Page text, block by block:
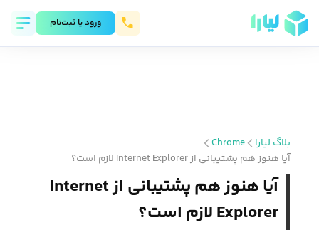
ورود يا ثبت‌نام
بلاگ لیارا
Chrome
آیا هنوز هم پشتیبانی از Internet Explorer لازم است؟
آیا هنوز هم پشتیبانی از Internet
Explorer لازم است؟